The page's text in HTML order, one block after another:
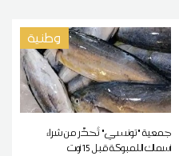
وطنية
جمعية "تونسي" تُحذّر من شراء
أسماك اللمبوكة قبل 15 أوت